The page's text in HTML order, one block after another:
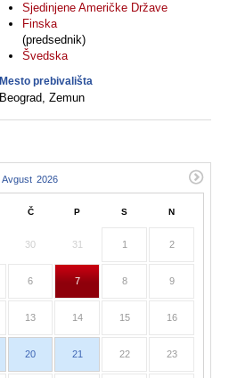
Sjedinjene Američke Države
Finska
(predsednik)
Švedska
Mesto prebivališta
Beograd, Zemun
Č P S N
30 31 1 2
6 7 8 9
13 14 15 16
20 21 22 23